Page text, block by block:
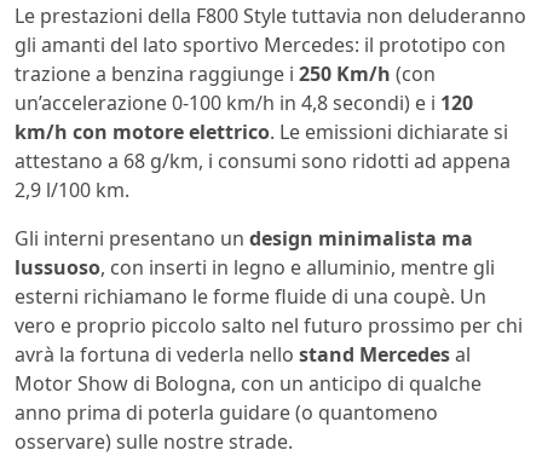
Le prestazioni della F800 Style tuttavia non deluderanno
gli amanti del lato sportivo Mercedes: il prototipo con
trazione a benzina raggiunge i 250 Km/h (con
un’accelerazione 0-100 km/h in 4,8 secondi) e i 120
km/h con motore elettrico. Le emissioni dichiarate si
attestano a 68 g/km, i consumi sono ridotti ad appena
2,9 l/100 km.
Gli interni presentano un design minimalista ma
lussuoso, con inserti in legno e alluminio, mentre gli
esterni richiamano le forme fluide di una coupè. Un
vero e proprio piccolo salto nel futuro prossimo per chi
avrà la fortuna di vederla nello stand Mercedesal
Motor Show di Bologna, con un anticipo di qualche
anno prima di poterla guidare (o quantomeno
osservare) sulle nostre strade.